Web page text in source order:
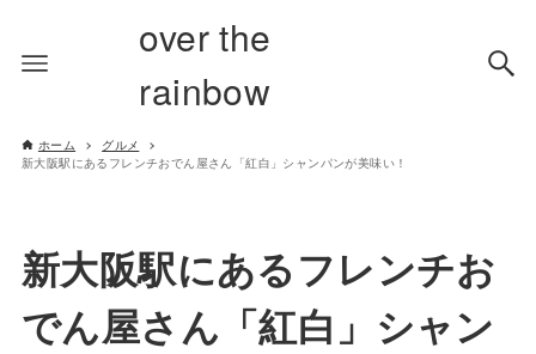
over the
rainbow
ホーム
グルメ
新大阪駅にあるフレンチおでん屋さん「紅白」シャンパンが美味い！
新大阪駅にあるフレンチお
でん屋さん「紅白」シャン